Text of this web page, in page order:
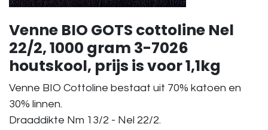
Venne BIO GOTS cottoline Nel
22/2, 1000 gram 3-7026
houtskool, prijs is voor 1,1kg
Venne BIO Cottoline bestaat uit 70% katoen en
30% linnen.
Draaddikte Nm 13/2 - Nel 22/2.